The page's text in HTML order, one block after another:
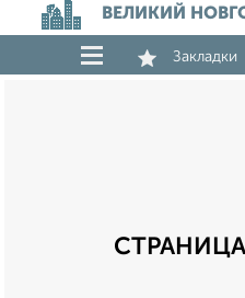
ВЕЛИКИЙ
Закладки